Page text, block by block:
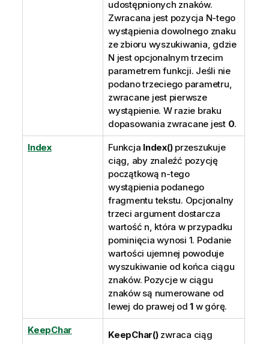
udostępnionych znaków.
Zwracana jest pozycja N-tego
wystąpienia dowolnego znaku
ze zbioru wyszukiwania, gdzie
N jest opcjonalnym trzecim
parametrem funkcji. Jeśli nie
podano trzeciego parametru,
zwracane jest pierwsze
wystąpienie. W razie braku
dopasowania zwracane jest 0.
Index Funkcja Index()przeszukuje
ciąg, aby znaleźć pozycję
początkową n-tego
wystąpienia podanego
fragmentu tekstu. Opcjonalny
trzeci argument dostarcza
wartość n, która w przypadku
pominięcia wynosi 1. Podanie
wartości ujemnej powoduje
wyszukiwanie od końca ciągu
znaków. Pozycje w ciągu
znaków są numerowane od
lewej do prawej od1 w górę.
KeepChar KeepChar()zwraca ciąg